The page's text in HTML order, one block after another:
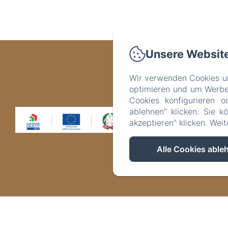
SMART 4.0
rinnovato,
stata
acquistato un
è stata
Unsere
Wir verwenden Cookies
optimieren und um
Cookies konfigurieren
ablehnen" klicken. Sie
akzeptieren" klicken.
Alle Cookies